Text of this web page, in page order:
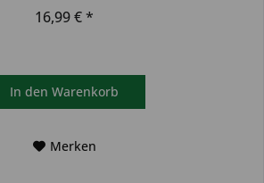
16,99 € *
In den Warenkorb
Merken